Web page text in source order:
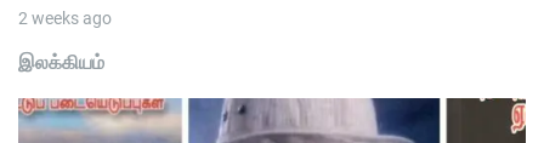
2 weeks ago
இலக்கியம்